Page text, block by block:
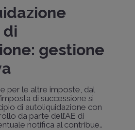
di
gestione
per le altre imposte, dal
di successione si
di autoliquidazione con
da parte dell’AE di
notifica al contribue..